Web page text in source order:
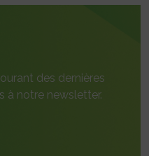
des dernières
à notre newsletter.